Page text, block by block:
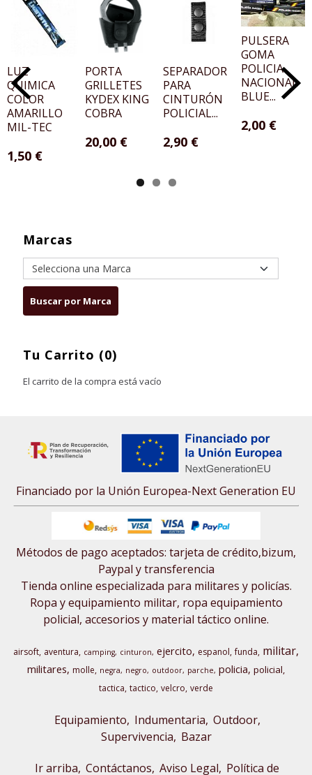
Marcas
Tu Carrito (0)
El carrito de la compra está vacío
LUZ
QUIMICA
COLOR
AMARILLO
MIL-TEC
1,50 €
PORTA
GRILLETES
KYDEX KING
COBRA
20,00 €
SEPARADOR
PARA
CINTURÓN
POLICIAL...
2,90 €
PULSERA
GOMA
POLICIA
NACIONAL
BLUE...
2,00 €
Financiado por la Unión Europea-Next Generation EU
Métodos de pago aceptados: tarjeta de crédito,bizum,
Paypal y transferencia
Tienda online especializada para militares y policías.
Ropa y equipamiento militar, ropa equipamiento
policial, accesorios y material táctico online.
airsoft aventura camping cinturon ejercito espanol funda militar
militares molle negra negro outdoor parche policia policial
tactica tactico velcro verde
Equipamiento Indumentaria Outdoor,
Supervivencia Bazar
Ir arriba Contáctanos Aviso Legal Política de